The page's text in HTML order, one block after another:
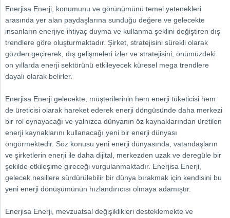
Enerjisa Enerji, konumunu ve görünümünü temel yetenekleri
arasında yer alan paydaşlarına sunduğu değere ve gelecekte
insanların enerjiye ihtiyaç duyma ve kullanma şeklini değiştiren dış
trendlere göre oluşturmaktadır. Şirket, stratejisini sürekli olarak
gözden geçirerek, dış gelişmeleri izler ve stratejisini, önümüzdeki
on yıllarda enerji sektörünü etkileyecek küresel mega trendlere
dayalı olarak belirler.
Enerjisa Enerji gelecekte, müşterilerinin hem enerji tüketicisi hem
de üreticisi olarak hareket ederek enerji döngüsünde daha merkezi
bir rol oynayacağı ve yalnızca dünyanın öz kaynaklarından üretilen
enerji kaynaklarını kullanacağı yeni bir enerji dünyası
öngörmektedir. Söz konusu yeni enerji dünyasında, vatandaşların
ve şirketlerin enerji ile daha dijital, merkezden uzak ve deregüle bir
şekilde etkileşime gireceği vurgulanmaktadır. Enerjisa Enerji,
gelecek nesillere sürdürülebilir bir dünya bırakmak için kendisini bu
yeni enerji dönüşümünün hızlandırıcısı olmaya adamıştır.
Enerjisa Enerji, mevzuatsal değişiklikleri desteklemekte ve